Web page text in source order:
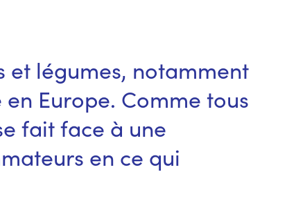
légumes, notamment
Europe. Comme tous
fait face à une
en ce qui